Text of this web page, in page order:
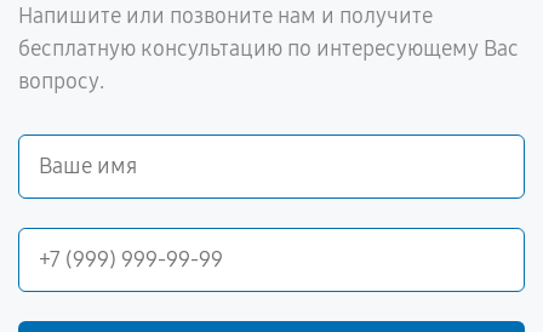
Напишите или позвоните нам и получите
бесплатную консультацию по интересующему Вас
вопросу.